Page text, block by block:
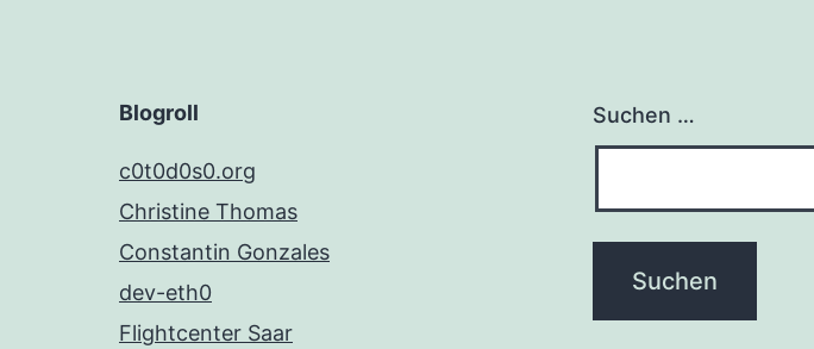
Blogroll
c0t0d0s0.org
Christine Thomas
Constantin Gonzales
dev-eth0
Flightcenter Saar
Suchen …